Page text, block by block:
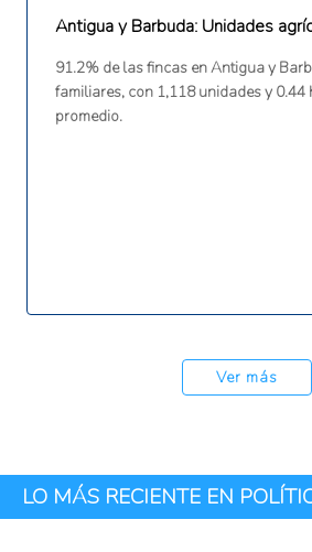
Antigua y Barbuda: Unidades
91.2% de las fincas en Antigua y
familiares, con 1,118 unidades y 0.44
promedio.
Ver más
LO MÁS RECIENTE EN